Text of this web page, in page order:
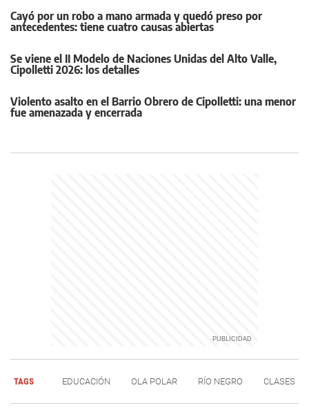
Cayó por un robo a mano armada y quedó preso por
antecedentes: tiene cuatro causas abiertas
Se viene el II Modelo de Naciones Unidas del Alto Valle,
Cipolletti 2026: los detalles
Violento asalto en el Barrio Obrero de Cipolletti: una menor
fue amenazada y encerrada
TAGS EDUCACIÓN OLA POLAR RÍO NEGRO CLASES